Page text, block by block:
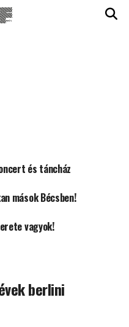
és táncház
mások Bécsben!
vagyok!
berlini